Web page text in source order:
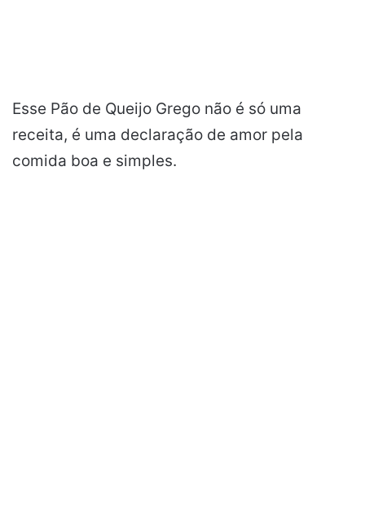
Esse Pão de Queijo Grego não é só uma
receita, é uma declaração de amor pela
comida boa e simples.